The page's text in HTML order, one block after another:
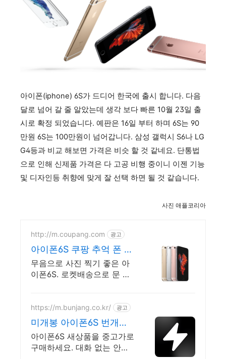
아이폰(iphone) 6S가 드디어 한국에 출시 합니다. 다음
달로 넘어 갈 줄 알았는데 생각 보다 빠른 10월 23일 출
시로 확정 되었습니다. 예판은 16일 부터 하며 6S는 90
만원 6S는 100만원이 넘어갑니다. 삼성 갤럭시 S6나 LG
G4등과 비교 해보면 가격은 비슷 할 것 같네요. 단통법
으로 인해 신제품 가격은 다 고공 비행 중이니 이젠 기능
및 디자인등 취향에 맞게 잘 선택 하면 될 것 같습니다.
사진 애플코리아
http://m.coupang.com 광고
아이폰6S 쿠팡 추억 폰 아
이폰
무음으로 사진 찍기 좋은 아
이폰6S. 로켓배송으로 문 앞
와우회원 무료배송으로.
https://m.bunjang.co.kr/ 광고
미개봉 아이폰6S 번개장
터 국내 최대 브랜드 중고
거래
아이폰6S 새상품을 중고가로
구매하세요. 대화 없는 안전